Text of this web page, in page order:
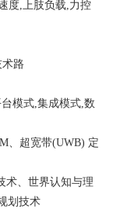
度,上肢负载,力控
路
模式,集成模式,数
、超宽带(UWB) 定
术、世界认知与理
划技术